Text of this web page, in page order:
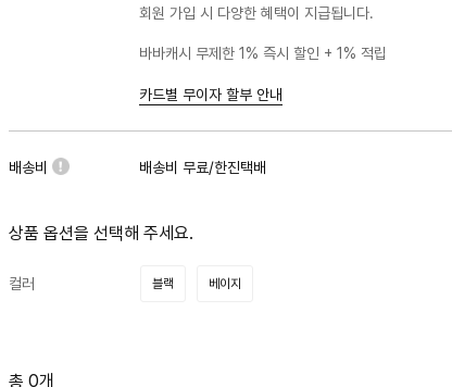
PLATINUM
BLACK
회원 가입 시 다양한 혜택이 지급됩니다.
바바캐시 무제한 1% 즉시 할인 + 1% 적립
카드별 무이자 할부 안내
배송비 배송비 무료/한진택배
상품 옵션을 선택해 주세요.
컬러 블랙 베이지
총 0개